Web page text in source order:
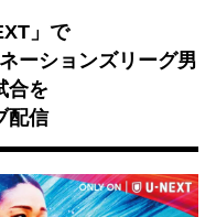
」で
ネーションズリーグ男
合を
配信